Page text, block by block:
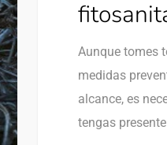
Aunque tomes
medidas
alcance, es
tengas